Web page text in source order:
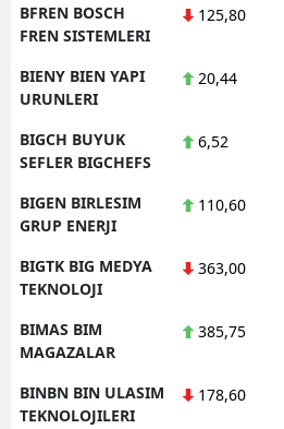
BFREN BOSCH
FREN SISTEMLERI
125,80
BIENY BIEN YAPI
URUNLERI
20,44
BIGCH BUYUK
SEFLER BIGCHEFS
6,52
BIGEN BIRLESIM
GRUP ENERJI
110,60
BIGTK BIG MEDYA
TEKNOLOJI
363,00
BIMAS BIM
MAGAZALAR
385,75
BINBN BIN ULASIM
TEKNOLOJILERI
178,60